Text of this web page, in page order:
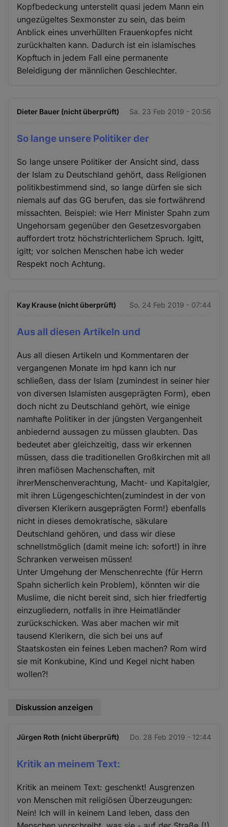
Kopfbedeckung unterstellt quasi jedem Mann ein
ungezügeltes Sexmonster zu sein, das beim
Anblick eines unverhüllten Frauenkopfes nicht
zurückhalten kann. Dadurch ist ein islamisches
Kopftuch in jedem Fall eine permanente
Beleidigung der männlichen Geschlechter.
Dieter Bauer (nicht überprüft) Sa. 23 Feb 2019 - 20:56
So lange unsere Politiker der
So lange unsere Politiker der Ansicht sind, dass
der Islam zu Deutschland gehört, dass Religionen
politikbestimmend sind, so lange dürfen sie sich
niemals auf das GG berufen, das sie fortwährend
missachten. Beispiel: wie Herr Minister Spahn zum
Ungehorsam gegenüber den Gesetzesvorgaben
auffordert trotz höchstrichterlichem Spruch. Igitt,
igitt; vor solchen Menschen habe ich weder
Respekt noch Achtung.
Kay Krause (nicht überprüft) So. 24 Feb 2019 - 07:44
Aus all diesen Artikeln und
Aus all diesen Artikeln und Kommentaren der
vergangenen Monate im hpd kann ich nur
schließen, dass der Islam (zumindest in seiner hier
von diversen Islamisten ausgeprägten Form), eben
doch nicht zu Deutschland gehört, wie einige
namhafte Politiker in der jüngsten Vergangenheit
anbiedernd aussagen zu müssen glaubten. Das
bedeutet aber gleichzeitig, dass wir erkennen
müssen, dass die traditionellen Großkirchen mit all
ihren mafiösen Machenschaften, mit
ihrerMenschenverachtung, Macht- und Kapitalgier,
mit ihren Lügengeschichten(zumindest in der von
diversen Klerikern ausgeprägten Form!) ebenfalls
nicht in dieses demokratische, säkulare
Deutschland gehören, und dass wir diese
schnellstmöglich (damit meine ich: sofort!) in ihre
Schranken verweisen müssen!
Unter Umgehung der Menschenrechte (für Herrn
Spahn sicherlich kein Problem), könnten wir die
Muslime, die nicht bereit sind, sich hier friedfertig
einzugliedern, notfalls in ihre Heimatländer
zurückschicken. Was aber machen wir mit
tausend Klerikern, die sich bei uns auf
Staatskosten ein feines Leben machen? Rom wird
sie mit Konkubine, Kind und Kegel nicht haben
wollen?!
Diskussion anzeigen
Jürgen Roth (nicht überprüft) Do. 28 Feb 2019 - 12:44
Kritik an meinem Text:
Kritik an meinem Text: geschenkt! Ausgrenzen
von Menschen mit religiösen Überzeugungen:
Nein! Ich will in keinem Land leben, dass den